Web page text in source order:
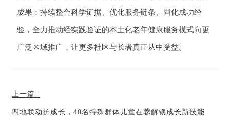
成果：持续整合科学证据、优化服务链条、固化成功经
验，全力推动经实践验证的本土化老年健康服务模式向更
广泛区域推广，让更多社区与长者真正从中受益。
上一篇 :
四地联动护成长，40名特殊群体儿童在蓉解锁成长新技能